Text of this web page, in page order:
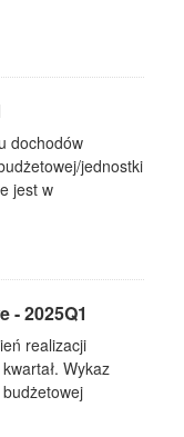
dochodów
jednostki
jest w
- 2025Q1
realizacji
Wykaz